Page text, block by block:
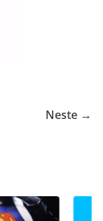
Neste →